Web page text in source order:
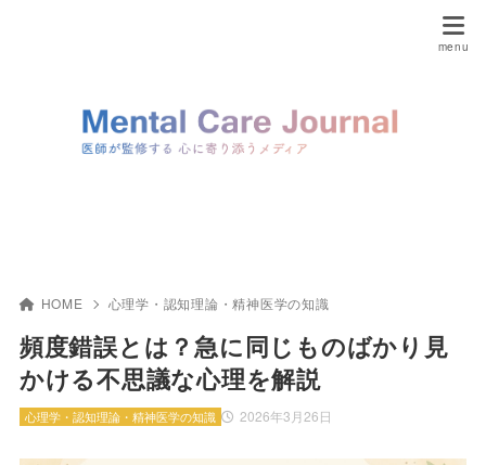
HOME 心理学・認知理論・精神医学の知識
頻度錯誤とは？急に同じものばかり見
かける不思議な心理を解説
2026年3月26日
心理学・認知理論・精神医学の知識